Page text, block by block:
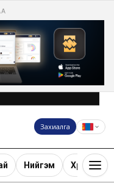
Захиалга
Нийгэм Хөрөнгө